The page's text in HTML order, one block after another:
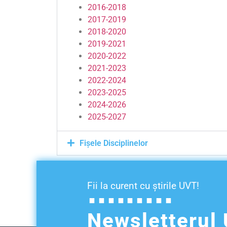
2016-2018
2017-2019
2018-2020
2019-2021
2020-2022
2021-2023
2022-2024
2023-2025
2024-2026
2025-2027
Fișele Disciplinelor
Fii la curent cu știrile UVT!
Newsletterul